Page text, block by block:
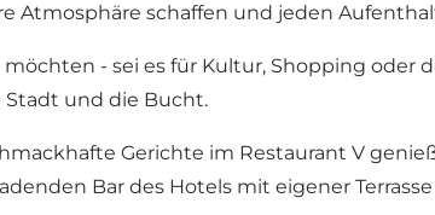
Atmosphäre schaffen und jeden
- sei es für Kultur, Shopping oder
und die Bucht.
Gerichte im Restaurant V
Bar des Hotels mit eigener